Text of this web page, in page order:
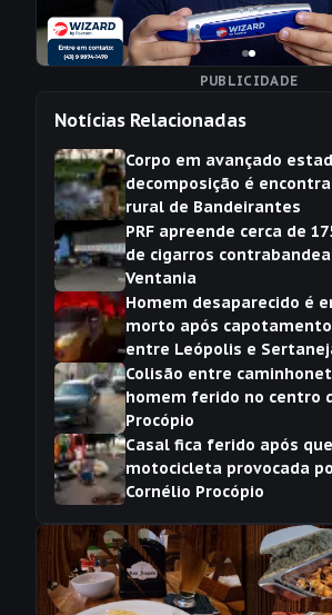
PUBLICIDADE
Notícias Relacionadas
Corpo em avançado
decomposição é
rural de Bandeirantes
PRF apreende cerca de
de cigarros
Ventania
Homem desaparecido é
morto após capotamento
entre Leópolis e
Colisão entre
homem ferido no centro
Procópio
Casal fica ferido após
motocicleta provocada
Cornélio Procópio